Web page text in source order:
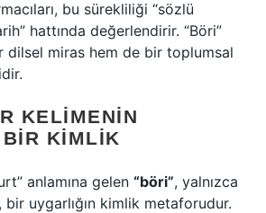
bu sürekliliği “sözlü
hattında değerlendirir. “Böri”
dilsel miras hem de bir toplumsal
KELIMENIN
KIMLIK
anlamına gelen “böri”, yalnızca
uygarlığın kimlik metaforudur.